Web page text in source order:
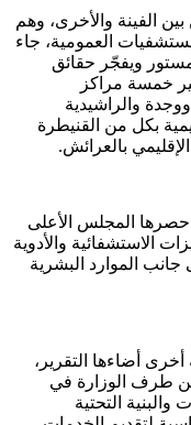
الفينة والأخرى، وهم
العمومية، جاء
ويفجّر حقائق
خمسة مراكز
والراشيدية
بكل من القنيطرة
بالعرائش.
المجلس الأعلى
الاستشفائية والأدوية
جانب الموارد البشرية
أضاءها التقرير،
طرف الوزارة في
والبنية التحتية